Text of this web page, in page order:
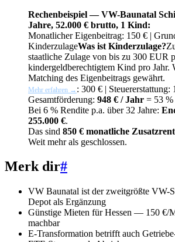
Rechenbeispiel — VW-Baunatal
Jahre, 52.000 € brutto, 1 Kind:
Monatlicher Eigenbeitrag: 150 € |
KinderzulageWas ist Kinderzulage?
staatliche Zulage von bis zu 300 EUR
kindergeldberechtigtem Kind pro Jahr.
Matching des Eigenbeitrags gewährt.
Mehr erfahren → : 300 € | Steuererstattung:
Gesamtförderung: 948 € / Jahr = 53 %
Bei 6 % Rendite p.a. über 32 Jahre:
255.000 €.
Das sind 850 € monatliche
Weit mehr als geschlossen.
Merk dir#
VW Baunatal ist der zweitgrößte VW-
Depot als Ergänzung
Günstige Mieten für Hessen — 150 €/
machbar
E-Transformation betrifft auch